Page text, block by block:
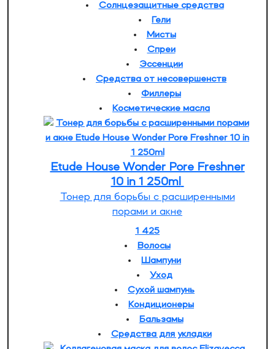
Солнцезащитные средства
Гели
Мисты
Спреи
Эссенции
Средства от несовершенств
Филлеры
Косметические масла
Etude House Wonder Pore Freshner
10 in 1 250ml
Тонер для борьбы с расширенными
порами и акне
1 425
Волосы
Шампуни
Уход
Сухой шампунь
Кондиционеры
Бальзамы
Средства для укладки